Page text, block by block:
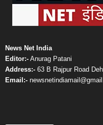
News Net India
Editor:- Anurag Patani
Address:- 63 B Rajpur Road
Email:-